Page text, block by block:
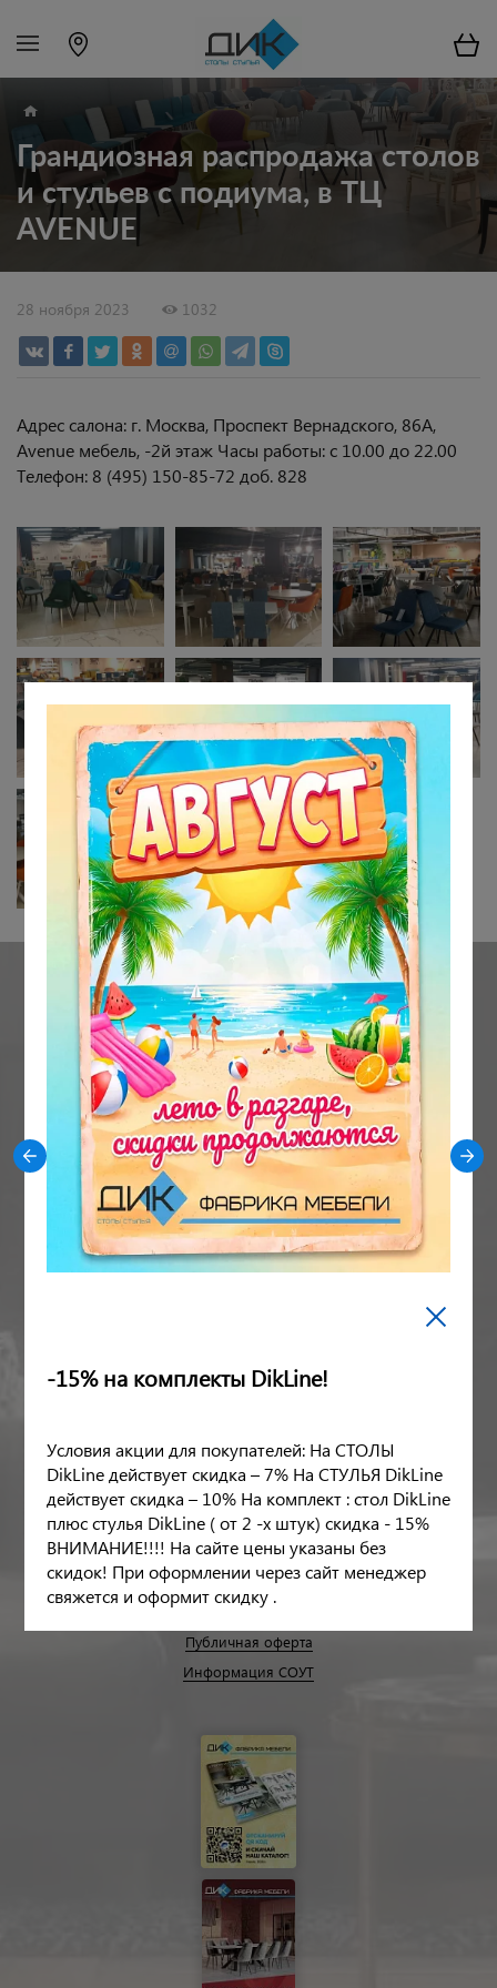
Грандиозная распродажа столов
и стульев с подиума, в ТЦ
AVENUE
28 ноября 2023 1032
Адрес салона: г. Москва, Проспект Вернадского, 86А,
Avenue мебель, -2й этаж Часы работы: с 10.00 до 22.00
Телефон: 8 (495) 150-85-72 доб. 828
+7(495)150-85-72
+7(495)150-85-72
+7(909)956-95-52
web@dik-mebel.ru
МЕБЕЛЬНЫЕ САЛОНЫ ДИК
крупнейших поставщиков и производителей мебели в России.
Наша компания открыла свыше 20-и собственных розничных
салонов в Москве и регионах, а также имеет обширную
дилерскую сеть по РФ. Мы являемся официальными
дистрибьюторами ведущих российских мебельных фабрик.
Обработка персональных данных
Публичная оферта
Информация СОУТ
-15% на комплекты DikLine!
Условия акции для покупателей: На СТОЛЫ
DikLine действует скидка – 7% На СТУЛЬЯ DikLine
действует скидка – 10% На комплект : стол DikLine
плюс стулья DikLine ( от 2 -х штук) скидка - 15%
ВНИМАНИЕ!!!! На сайте цены указаны без
скидок! При оформлении через сайт менеджер
свяжется и оформит скидку .